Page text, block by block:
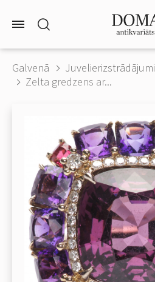
Galvenā
Juvelierizstrādājumi
Zelta gredzens ar...